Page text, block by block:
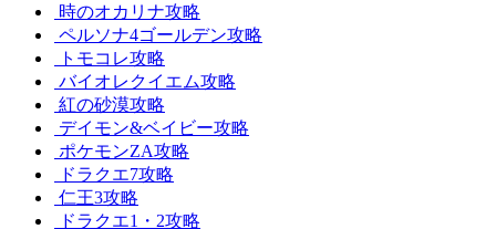
時のオカリナ攻略
ペルソナ4ゴールデン攻略
トモコレ攻略
バイオレクイエム攻略
紅の砂漠攻略
デイモン&ベイビー攻略
ポケモンZA攻略
ドラクエ7攻略
仁王3攻略
ドラクエ1・2攻略